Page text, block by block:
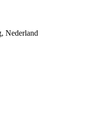
Nederland